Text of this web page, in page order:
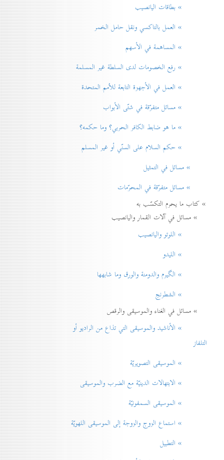
» بطاقات اليانصيب
» العمل بالتاكسي ونقل حامل الخمر
» المساهمة في الأسهم
» رفع الخصومات لدی السلطة غير المسلمة
» العمل في الأجهزة التابعة للاُمم المتحدة
» مسائل متفرّقة في شتّی الأبواب
» ما هو ضابط الكافر الحربي؟ وما حكمه؟
» حكم السلام علی السنّي أو غير المسلم
» مسائل في التمثيل
» مسائل متفرّقة في المحرّمات
» كتاب ما يحرم التكسّب به
» مسائل في آلات القمار واليانصيب
» اللوتو واليانصيب
» الليدو
» الگيرم والدومنة والورق وما شابهها
» الشطرنج
» مسائل في الغناء والموسيقى والرقص
» الأناشيد والموسيقی التي تذاع من الراديو أو
التلفاز
» الموسيقى التصويريّة
» الابتهالات الدينيّة مع الضرب والموسيقى
» الموسيقى السمفونيّة
» استماع الزوج والزوجة إلى الموسيقى اللهويّة
» التطبيل